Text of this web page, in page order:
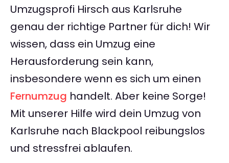
Umzugsprofi Hirsch aus Karlsruhe
genau der richtige Partner für dich! Wir
wissen, dass ein Umzug eine
Herausforderung sein kann,
insbesondere wenn es sich um einen
Fernumzug handelt. Aber keine Sorge!
Mit unserer Hilfe wird dein Umzug von
Karlsruhe nach Blackpool reibungslos
und stressfrei ablaufen.